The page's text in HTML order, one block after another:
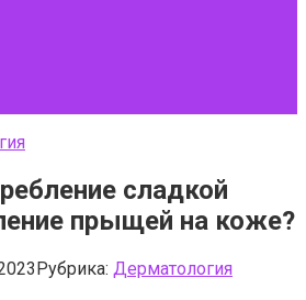
сладкой
прыщей на коже?
Рубрика: Дерматология